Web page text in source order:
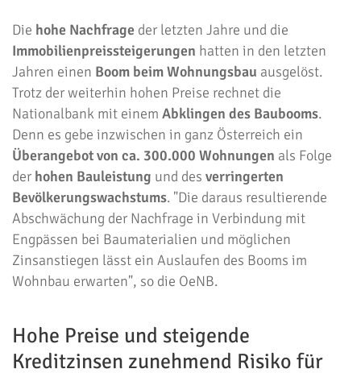
Die hohe Nachfrage der letzten Jahre und die
Immobilienpreissteigerungen hatten in den letzten
Jahren einen Boom beim Wohnungsbau ausgelöst.
Trotz der weiterhin hohen Preise rechnet die
Nationalbank mit einem Abklingen des Baubooms.
Denn es gebe inzwischen in ganz Österreich ein
Überangebot von ca. 300.000 Wohnungen als Folge
der hohen Bauleistung und des verringerten
Bevölkerungswachstums. "Die daraus resultierende
Abschwächung der Nachfrage in Verbindung mit
Engpässen bei Baumaterialien und möglichen
Zinsanstiegen lässt ein Auslaufen des Booms im
Wohnbau erwarten", so die OeNB.
Hohe Preise und steigende
Kreditzinsen zunehmend Risiko für